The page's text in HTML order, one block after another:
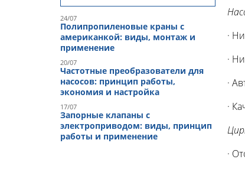
24/07
Полипропиленовые краны с
американкой: виды, монтаж и
применение
20/07
Частотные преобразователи для
насосов: принцип работы,
экономия и настройка
17/07
Запорные клапаны с
электроприводом: виды, принцип
работы и применение
·
·
·
·
·